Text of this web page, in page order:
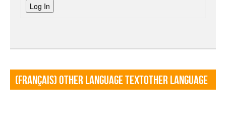
Log In
(Français) Other language TextOther language